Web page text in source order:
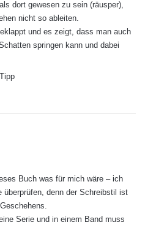
dort gewesen zu sein (räusper),
nicht so ableiten.
und es zeigt, dass man auch
springen kann und dabei
Buch was für mich wäre – ich
überprüfen, denn der Schreibstil ist
Serie und in einem Band muss